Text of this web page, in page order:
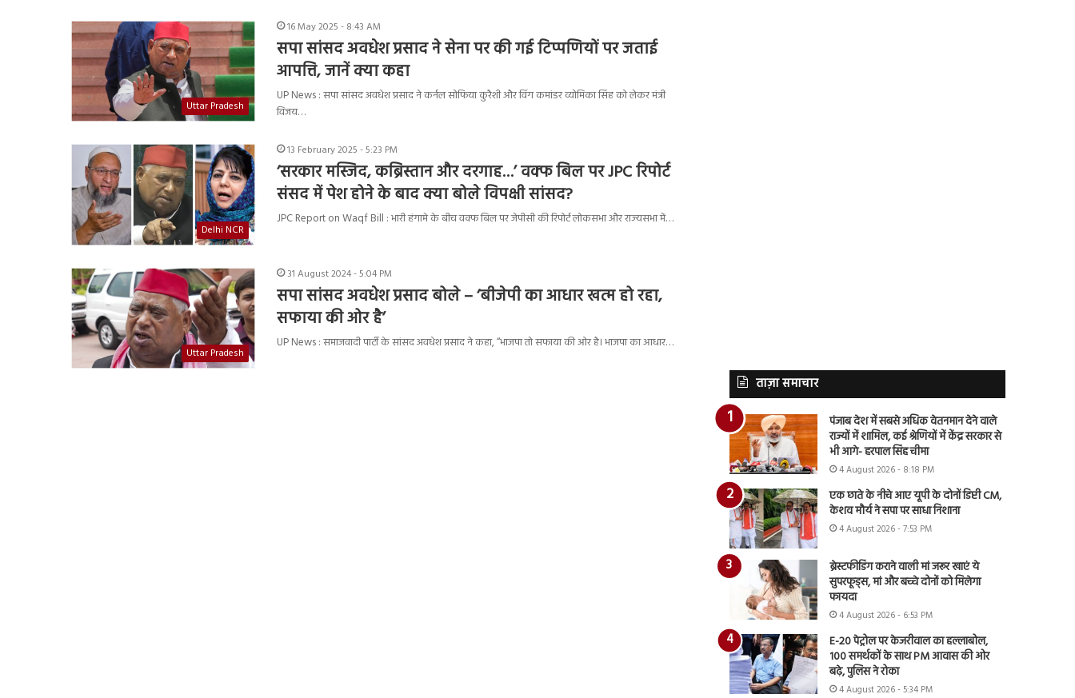
Uttar Pradesh
16 May 2025 - 8:43 AM
सपा सांसद अवधेश प्रसाद ने सेना पर की गई टिप्पणियों पर जताई
आपत्ति, जानें क्या कहा
UP News : सपा सांसद अवधेश प्रसाद ने कर्नल सोफिया कुरैशी और विंग कमांडर व्योमिका सिंह को लेकर मंत्री
विजय…
Delhi NCR
13 February 2025 - 5:23 PM
‘सरकार मस्जिद, कब्रिस्तान और दरगाह…’ वक्फ बिल पर JPC रिपोर्ट
संसद में पेश होने के बाद क्या बोले विपक्षी सांसद?
JPC Report on Waqf Bill : भारी हंगामे के बीच वक्फ बिल पर जेपीसी की रिपोर्ट लोकसभा और राज्यसभा में…
Uttar Pradesh
31 August 2024 - 5:04 PM
सपा सांसद अवधेश प्रसाद बोले – ‘बीजेपी का आधार खत्म हो रहा,
सफाया की ओर है’
UP News : समाजवादी पार्टी के सांसद अवधेश प्रसाद ने कहा, “भाजपा तो सफाया की ओर है। भाजपा का आधार…
ताज़ा समाचार
पंजाब देश में सबसे अधिक वेतनमान देने वाले
राज्यों में शामिल, कई श्रेणियों में केंद्र सरकार से
भी आगे- हरपाल सिंह चीमा
4 August 2026 - 8:18 PM
एक छाते के नीचे आए यूपी के दोनों डिप्टी CM,
केशव मौर्य ने सपा पर साधा निशाना
4 August 2026 - 7:53 PM
ब्रेस्टफीडिंग कराने वाली मां जरूर खाएं ये
सुपरफूड्स, मां और बच्चे दोनों को मिलेगा
फायदा
4 August 2026 - 6:53 PM
E-20 पेट्रोल पर केजरीवाल का हल्लाबोल,
100 समर्थकों के साथ PM आवास की ओर
बढ़े, पुलिस ने रोका
4 August 2026 - 5:34 PM